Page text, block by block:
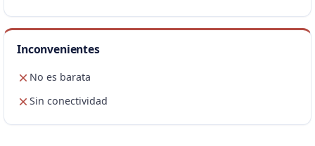
Inconvenientes
No es barata
Sin conectividad